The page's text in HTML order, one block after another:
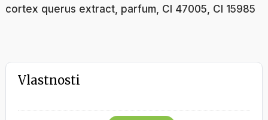
cortex querus extract, parfum, CI 47005, CI 15985
Vlastnosti